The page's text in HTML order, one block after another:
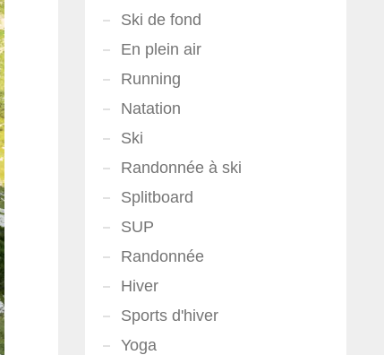
Ski de fond
En plein air
Running
Natation
Ski
Randonnée à ski
Splitboard
SUP
Randonnée
Hiver
Sports d'hiver
Yoga